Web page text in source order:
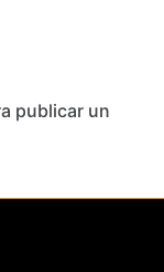
publicar un